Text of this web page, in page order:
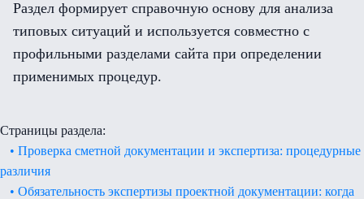
Раздел формирует справочную основу для анализа
типовых ситуаций и используется совместно с
профильными разделами сайта при определении
применимых процедур.
Страницы раздела:
• Проверка сметной документации и экспертиза: процедурные
различия
• Обязательность экспертизы проектной документации: когда